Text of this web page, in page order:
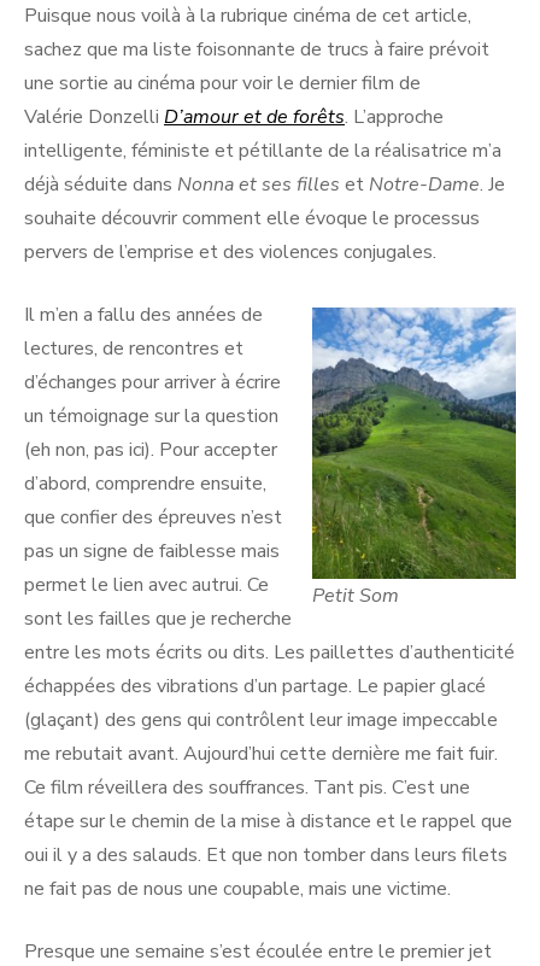
Puisque nous voilà à la rubrique cinéma de cet article,
sachez que ma liste foisonnante de trucs à faire prévoit
une sortie au cinéma pour voir le dernier film de
Valérie Donzelli D’amouret de forêts. L’approche
intelligente, féministe et pétillante de la réalisatrice m’a
déjà séduite dans Nonna et ses filles et Notre-Dame. Je
souhaite découvrir comment elle évoque le processus
pervers de l’emprise et des violences conjugales.
Petit Som
Il m’en a fallu des années de
lectures, de rencontres et
d’échanges pour arriver à écrire
un témoignage sur la question
(eh non, pas ici). Pour accepter
d’abord, comprendre ensuite,
que confier des épreuves n’est
pas un signe de faiblesse mais
permet le lien avec autrui. Ce
sont les failles que je recherche
entre les mots écrits ou dits. Les paillettes d’authenticité
échappées des vibrations d’un partage. Le papier glacé
(glaçant) des gens qui contrôlent leur image impeccable
me rebutait avant. Aujourd’hui cette dernière me fait fuir.
Ce film réveillera des souffrances. Tant pis. C’est une
étape sur le chemin de la mise à distance et le rappel que
oui il y a des salauds. Et que non tomber dans leurs filets
ne fait pas de nous une coupable, mais une victime.
Presque une semaine s’est écoulée entre le premier jet